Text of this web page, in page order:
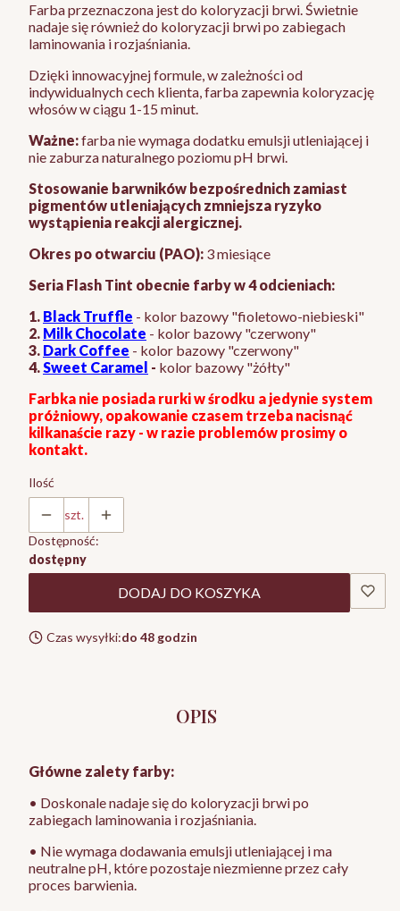
Farba przeznaczona jest do koloryzacji brwi. Świetnie
nadaje się również do koloryzacji brwi po zabiegach
laminowania i rozjaśniania.
Dzięki innowacyjnej formule, w zależności od
indywidualnych cech klienta, farba zapewnia koloryzację
włosów w ciągu 1-15 minut.
Ważne:farba nie wymaga dodatku emulsji utleniającej i
nie zaburza naturalnego poziomu pH brwi.
Stosowanie barwników bezpośrednich zamiast
pigmentów utleniających zmniejsza ryzyko
wystąpienia reakcji alergicznej.
Okres po otwarciu (PAO): 3 miesiące
Seria Flash Tint obecnie farby w 4 odcieniach:
1. Black Truffle - kolor bazowy "fioletowo-niebieski"
2. Milk Chocolate - kolor bazowy "czerwony"
3. Dark Coffee - kolor bazowy "czerwony"
4.Sweet Caramel - kolor bazowy "żółty"
Farbka nie posiada rurki w środku a jedynie system
próżniowy, opakowanie czasem trzeba nacisnąć
kilkanaście razy - w razie problemów prosimy o
kontakt.
Ilość
szt.
Dostępność:
dostępny
DODAJ DO KOSZYKA
Czas wysyłki:do 48 godzin
OPIS
Główne zalety farby:
• Doskonale nadaje się do koloryzacji brwi po
zabiegach laminowania i rozjaśniania.
• Nie wymaga dodawania emulsji utleniającej i ma
neutralne pH, które pozostaje niezmienne przez cały
proces barwienia.